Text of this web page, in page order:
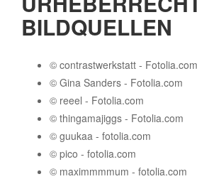
BILDQUELLEN
© contrastwerkstatt - Fotolia.com
© Gina Sanders - Fotolia.com
© reeel - Fotolia.com
© thingamajiggs - Fotolia.com
© guukaa - fotolia.com
© pico - fotolia.com
© maximmmmum - fotolia.com